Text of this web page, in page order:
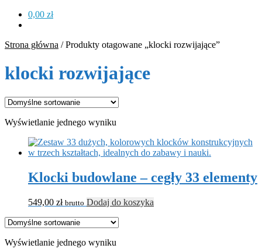
0,00 zł
Strona główna /Produkty otagowane „klocki rozwijające”
klocki rozwijające
Wyświetlanie jednego wyniku
Klocki budowlane – cegły 33 elementy
549,00 zł brutto Dodaj do koszyka
Wyświetlanie jednego wyniku